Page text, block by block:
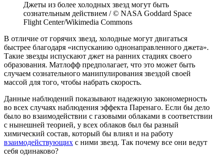
Джеты из более холодных звезд могут быть
сознательным действием / © NASA Goddard Space
Flight Center/Wikimedia Commons
В отличие от горячих звезд, холодные могут двигаться
быстрее благодаря «испусканию однонаправленного джета».
Такие звезды испускают джет на ранних стадиях своего
образования. Матлофф предполагает, что это может быть
случаем сознательного манипулирования звездой своей
массой для того, чтобы набрать скорость.
Данные наблюдений показывают надежную закономерность
во всех случаях наблюдения эффекта Паренаго. Если бы дело
было во взаимодействии с газовыми облаками в соответствии
с нынешней теорией, у всех облаков был бы разный
химический состав, который бы влиял и на работу
взаимодействующих с ними звезд. Так почему все они ведут
себя одинаково?